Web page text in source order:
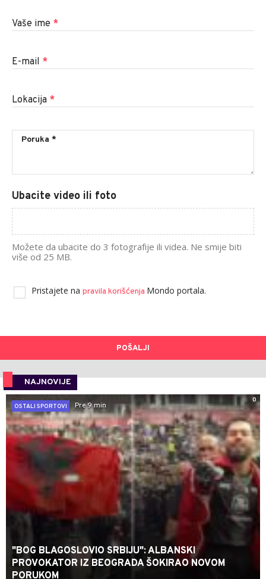
Vaše ime *
E-mail *
Lokacija *
Ubacite video ili foto
Možete da ubacite do 3 fotografije ili videa. Ne smije biti
više od 25 MB.
Pristajete na pravila korišćenja Mondo portala.
POŠALJI
NAJNOVIJE
0
OSTALI SPORTOVI
Pre 9 min
"BOG BLAGOSLOVIO SRBIJU": ALBANSKI
PROVOKATOR IZ BEOGRADA ŠOKIRAO NOVOM
PORUKOM